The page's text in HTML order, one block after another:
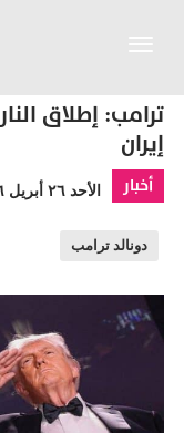
ترامب: إطلاق
إيران
أخبار الأحد ٢٦ أبريل ٢٠٢٦
دونالد ترامب